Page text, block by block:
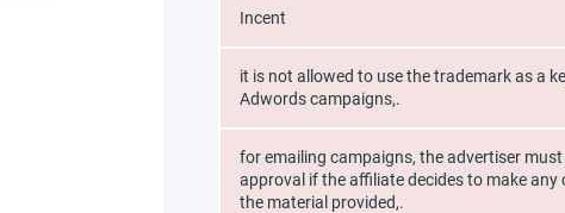
Incent
it is not allowed to use the trademark as a
Adwords campaigns,.
for emailing campaigns, the advertiser must
approval if the affiliate decides to make any
the material provided,.